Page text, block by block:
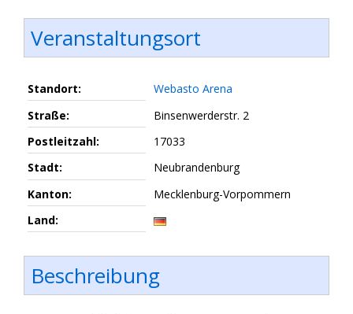
Veranstaltungsort
Standort:
Webasto Arena
Straße:
Binsenwerderstr. 2
Postleitzahl:
17033
Stadt:
Neubrandenburg
Kanton:
Mecklenburg-Vorpommern
Land:
Beschreibung